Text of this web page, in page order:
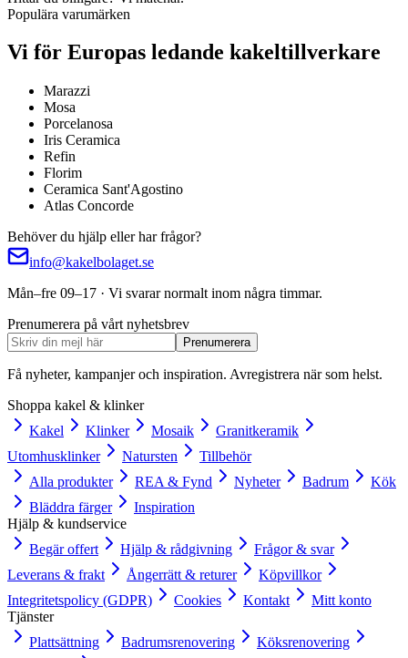
Populära varumärken
Vi för Europas ledande kakeltillverkare
Marazzi
Mosa
Porcelanosa
Iris Ceramica
Refin
Florim
Ceramica Sant'Agostino
Atlas Concorde
Behöver du hjälp eller har frågor?
info@kakelbolaget.se
Mån–fre 09–17 · Vi svarar normalt inom några timmar.
Prenumerera på vårt nyhetsbrev
Prenumerera
Få nyheter, kampanjer och inspiration. Avregistrera när som helst.
Shoppa kakel & klinker
Kakel
Klinker Mosaik
Granitkeramik
Utomhusklinker
Natursten
Tillbehör
Alla produkter
REA & Fynd Nyheter Badrum
Kök
Bläddra färger
Inspiration
Hjälp & kundservice
Begär offert
Hjälp & rådgivning
Frågor & svar
Leverans & frakt
Ångerrätt & returer
Köpvillkor
Integritetspolicy (GDPR)
Cookies Kontakt
Mitt konto
Tjänster
Plattsättning
Badrumsrenovering
Köksrenovering